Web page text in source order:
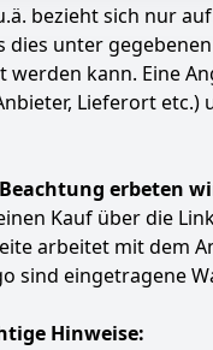
bezieht sich nur
unter
kann. Eine
Lieferort
erbeten
Kauf über die
arbeitet mit dem
sind eingetragene
Hinweise: